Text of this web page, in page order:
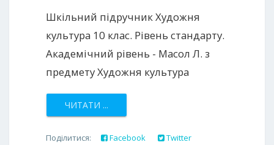
Шкільний підручник Художня
культура 10 клас. Рівень стандарту.
Академічний рівень - Масол Л. з
предмету Художня культура
ЧИТАТИ ...
Поділитися: Facebook
Twitter